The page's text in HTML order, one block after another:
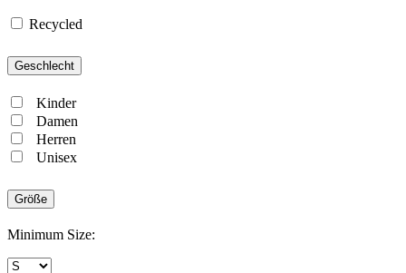
Recycled
Geschlecht
Kinder
Damen
Herren
Unisex
Größe
Minimum Size: